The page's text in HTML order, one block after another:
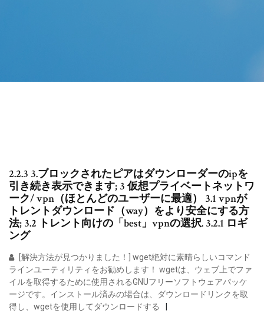
2.2.3 3.ブロックされたピアはダウンローダーのipを
引き続き表示できます; 3 仮想プライベートネットワ
ーク/ vpn（ほとんどのユーザーに最適） 3.1 vpnが
トレントダウンロード（way）をより安全にする方
法; 3.2 トレント向けの「best」vpnの選択. 3.2.1 ロギ
ング
[解決方法が見つかりました！] wget絶対に素晴らしいコマンド
ラインユーティリティをお勧めします！ wgetは、ウェブ上でファ
イルを取得するために使用されるGNUフリーソフトウェアパッケ
ージです。インストール済みの場合は、ダウンロードリンクを取
得し、wgetを使用してダウンロードする